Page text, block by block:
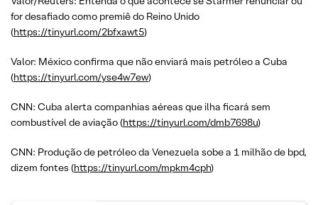
for desafiado como premiê do Reino Unido
(https://tinyurl.com/2bfxawt5)
Valor: México confirma que não enviará mais petróleo a Cuba
(https://tinyurl.com/yse4w7ew)
CNN: Cuba alerta companhias aéreas que ilha ficará sem
combustível de aviação (https://tinyurl.com/dmb7698u)
CNN: Produção de petróleo da Venezuela sobe a 1 milhão de bpd,
dizem fontes (https://tinyurl.com/mpkm4cph)